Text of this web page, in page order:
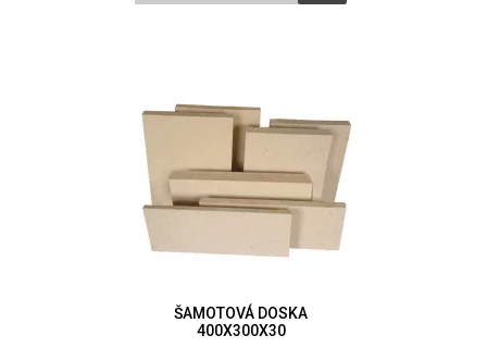
ŠAMOTOVÁ DOSKA
400X300X30